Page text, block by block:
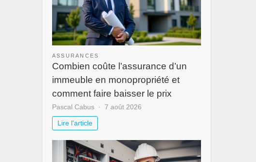
ASSURANCES
Combien coûte l’assurance d’un
immeuble en monopropriété et
comment faire baisser le prix
Pascal Cabus 7 août 2026
Lire l'article